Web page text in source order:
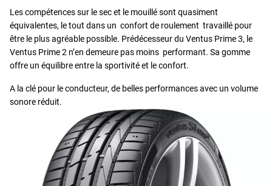
Les compétences sur le sec et le mouillé sont quasiment
équivalentes, le tout dans un confort de roulement travaillé pour
être le plus agréable possible. Prédécesseur du Ventus Prime 3, le
Ventus Prime 2 n’en demeure pas moins performant. Sa gomme
offre un équilibre entre la sportivité et le confort.
A la clé pour le conducteur, de belles performances avec un volume
sonore réduit.